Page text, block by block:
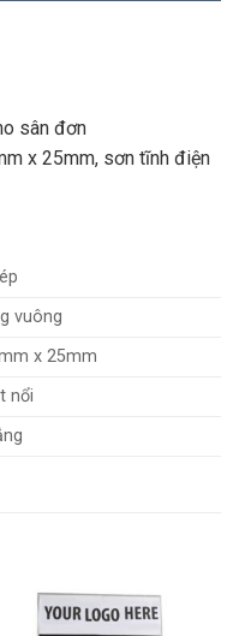
sân đơn
x 25mm, sơn tĩnh điện
vuông
x 25mm
nổi